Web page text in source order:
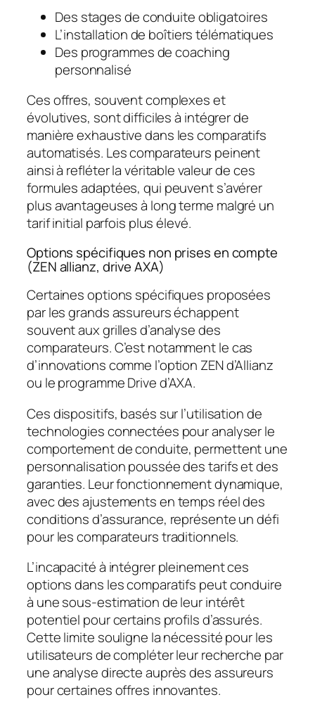
Des stages de conduite obligatoires
L’installation de boîtiers télématiques
Des programmes decoaching
personnalisé
Ces offres, souvent complexes et
évolutives, sont difficiles à intégrer de
manière exhaustive dans les comparatifs
automatisés. Les comparateurs peinent
ainsi à refléter la véritable valeur de ces
formules adaptées, qui peuvent s’avérer
plus avantageuses à long terme malgré un
tarif initial parfois plus élevé.
Options spécifiques non prises en compte
(ZEN allianz, drive AXA)
Certaines options spécifiques proposées
par les grands assureurs échappent
souvent aux grilles d’analyse des
comparateurs. C’est notamment le cas
d’innovations comme l’option ZEN d’Allianz
ou le programme Drive d’AXA.
Ces dispositifs, basés sur l’utilisation de
technologies connectées pour analyser le
comportement de conduite, permettent une
personnalisation poussée des tarifs et des
garanties. Leur fonctionnement dynamique,
avec des ajustements en temps réel des
conditions d’assurance, représente un défi
pour les comparateurs traditionnels.
L’incapacité à intégrer pleinement ces
options dans les comparatifs peut conduire
à une sous-estimation de leur intérêt
potentiel pour certains profils d’assurés.
Cette limite souligne la nécessité pour les
utilisateurs de compléter leur recherche par
une analyse directe auprès des assureurs
pour certaines offres innovantes.